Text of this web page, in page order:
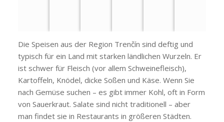
Die Speisen aus der Region Trenčín sind deftig und
typisch für ein Land mit starken ländlichen Wurzeln. Er
ist schwer für Fleisch (vor allem Schweinefleisch),
Kartoffeln, Knödel, dicke Soßen und Käse. Wenn Sie
nach Gemüse suchen – es gibt immer Kohl, oft in Form
von Sauerkraut. Salate sind nicht traditionell – aber
man findet sie in Restaurants in größeren Städten.